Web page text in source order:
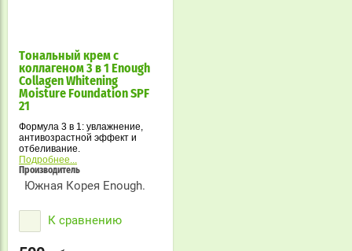
Тональный крем с
коллагеном 3 в 1 Enough
Collagen Whitening
Moisture Foundation SPF
21
Формула 3 в 1: увлажнение,
антивозрастной эффект и
отбеливание.
Подробнее...
Производитель
Южная Корея Enough.
К сравнению